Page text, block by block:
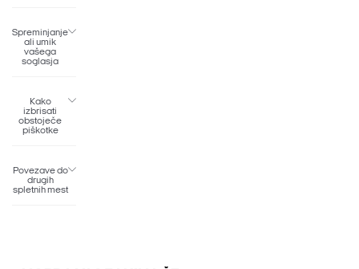
Spreminjanje
ali umik
vašega
soglasja
Kako
izbrisati
obstoječe
piškotke
Povezave do
drugih
spletnih mest